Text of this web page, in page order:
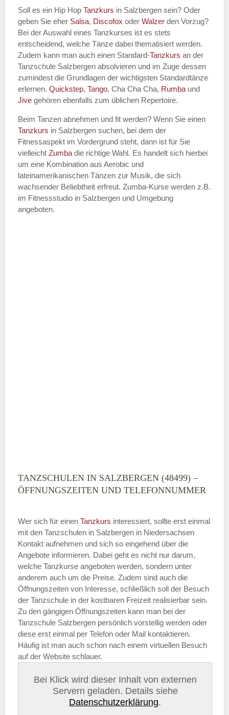
Name des Tanzkurs*
Tanzart*
Soll es ein Hip Hop Tanzkurs in Salzbergen sein? Oder
geben Sie eher Salsa, Discofox oder Walzer den Vorzug?
Bei der Auswahl eines Tanzkurses ist es stets
entscheidend, welche Tänze dabei thematisiert werden.
Zudem kann man auch einen Standard-Tanzkurs an der
Tanzschule Salzbergen absolvieren und im Zuge dessen
zumindest die Grundlagen der wichtigsten Standardtänze
erlernen. Quickstep, Tango, Cha Cha Cha, Rumba und
Jive gehören ebenfalls zum üblichen Repertoire.
Beim Tanzen abnehmen und fit werden? Wenn Sie einen
Tanzkurs in Salzbergen suchen, bei dem der
Fitnessaspekt im Vordergrund steht, dann ist für Sie
vielleicht Zumba die richtige Wahl. Es handelt sich hierbei
um eine Kombination aus Aerobic und
lateinamerikanischen Tänzen zur Musik, die sich
wachsender Beliebtheit erfreut. Zumba-Kurse werden z.B.
im Fitnessstudio in Salzbergen und Umgebung
angeboten.
TANZSCHULEN IN SALZBERGEN (48499) –
ÖFFNUNGSZEITEN UND TELEFONNUMMER
Wer sich für einen Tanzkurs interessiert, sollte erst einmal
mit den Tanzschulen in Salzbergen in Niedersachsen
Kontakt aufnehmen und sich so eingehend über die
Angebote informieren. Dabei geht es nicht nur darum,
welche Tanzkurse angeboten werden, sondern unter
anderem auch um die Preise. Zudem sind auch die
Öffnungszeiten von Interesse, schließlich soll der Besuch
der Tanzschule in der kostbaren Freizeit realisierbar sein.
Zu den gängigen Öffnungszeiten kann man bei der
Tanzschule Salzbergen persönlich vorstellig werden oder
diese erst einmal per Telefon oder Mail kontaktieren.
Häufig ist man auch schon nach einem virtuellen Besuch
auf der Website schlauer.
Bei Klick wird dieser Inhalt von externen
Servern geladen. Details siehe
Datenschutzerklärung.